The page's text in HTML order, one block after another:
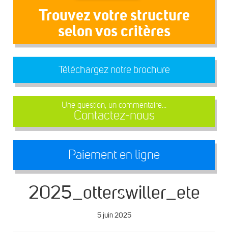
Trouvez votre structure
selon vos critères
Téléchargez notre brochure
Une question, un commentaire...
Contactez-nous
Paiement en ligne
2025_otterswiller_ete
5 juin 2025